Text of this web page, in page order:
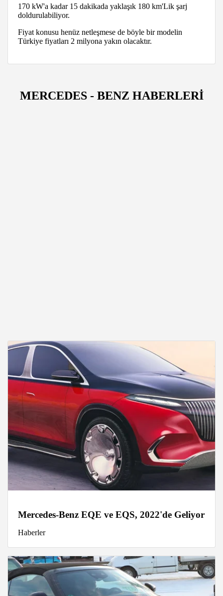
170 kW'a kadar 15 dakikada yaklaşık 180 km'Lik şarj
doldurulabiliyor.
Fiyat konusu henüz netleşmese de böyle bir modelin
Türkiye fiyatları 2 milyona yakın olacaktır.
MERCEDES - BENZ HABERLERİ
Mercedes-Benz EQE ve EQS, 2022'de Geliyor
Haberler